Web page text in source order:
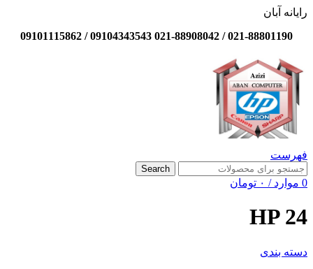
رایانه آبان
021-88801190 / 021-88908042 09104343543 / 09101115862
فهرست
Search
0 موارد / ۰ تومان
HP 24
دسته بندی